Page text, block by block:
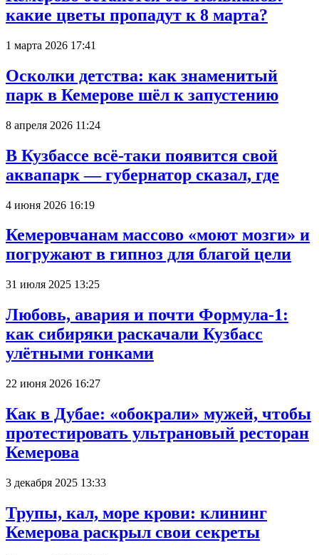
какие цветы пропадут к 8 марта?
1 марта 2026 17:41
Осколки детства: как знаменитый
парк в Кемерове шёл к запустению
8 апреля 2026 11:24
В Кузбассе всё-таки появится свой
аквапарк — губернатор сказал, где
4 июня 2026 16:19
Кемеровчанам массово «моют мозги» и
погружают в гипноз для благой цели
31 июля 2025 13:25
Любовь, авария и почти Формула-1:
как сибиряки раскачали Кузбасс
улётными гонками
22 июня 2026 16:27
Как в Дубае: «обокрали» мужей, чтобы
протестировать ультрановый ресторан
Кемерова
3 декабря 2025 13:33
Трупы, кал, море крови: клининг
Кемерова раскрыл свои секреты